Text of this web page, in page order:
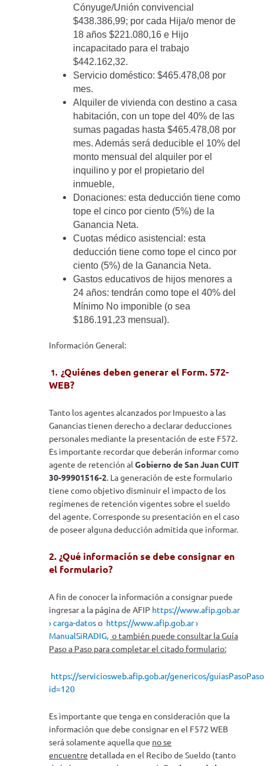
Cónyuge/Unión convivencial
$438.386,99; por cada Hija/o menor de
18 años $221.080,16 e Hijo
incapacitado para el trabajo
$442.162,32.
Servicio doméstico: $465.478,08 por
mes.
Alquiler de vivienda con destino a casa
habitación, con un tope del 40% de las
sumas pagadas hasta $465.478,08 por
mes. Además será deducible el 10% del
monto mensual del alquiler por el
inquilino y por el propietario del
inmueble,
Donaciones: esta deducción tiene como
tope el cinco por ciento (5%) de la
Ganancia Neta.
Cuotas médico asistencial: esta
deducción tiene como tope el cinco por
ciento (5%) de la Ganancia Neta.
Gastos educativos de hijos menores a
24 años: tendrán como tope el 40% del
Mínimo No imponible (o sea
$186.191,23 mensual).
Información General:
1. ¿Quiénes deben generar el Form. 572-
WEB?
Tanto los agentes alcanzados por Impuesto a las
Ganancias tienen derecho a declarar deducciones
personales mediante la presentación de este F572.
Es importante recordar que deberán informar como
agente de retención al Gobierno de San Juan CUIT
30-99901516-2. La generación de este formulario
tiene como objetivo disminuir el impacto de los
regímenes de retención vigentes sobre el sueldo
del agente. Corresponde su presentación en el caso
de poseer alguna deducción admitida que informar.
2. ¿Qué información se debe consignar en
el formulario?
A fin de conocer la información a consignar puede
ingresar a la página de AFIP https://www.afip.gob.ar
› carga-datoso https://www.afip.gob.ar ›
ManualSiRADIG, o también puede consultar la Guía
Paso a Paso para completar el citado formulario:
https://serviciosweb.afip.gob.ar/genericos/
id=120
Es importante que tenga en consideración que la
información que debe consignar en el F572 WEB
será solamente aquella que no se
encuentre detallada en el Recibo de Sueldo (tanto